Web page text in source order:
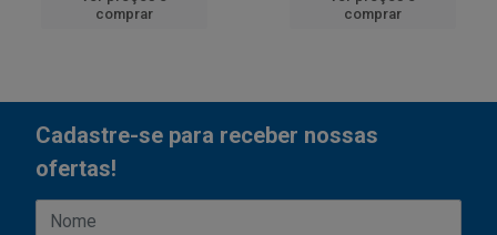
comprar
comprar
Cadastre-se para receber nossas
ofertas!